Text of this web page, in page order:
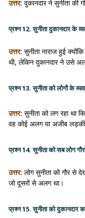
उत्तर: दुकानदार ने सुनीता की
प्रश्न 12. सुनीता दुकानदार के
उत्तर: सुनीता नाराज हुई
थी, लेकिन दुकानदार ने उसे
प्रश्न 13. सुनीता को लोगों के
उत्तर: सुनीता को लग रहा था
वह कोई अलग या अजीब लड़की
प्रश्न 14. सुनीता को सब लोग
उत्तर: लोग सुनीता को गौर से
जो दूसरों से अलग था।
प्रश्न 15. सुनीता को दुकानदार